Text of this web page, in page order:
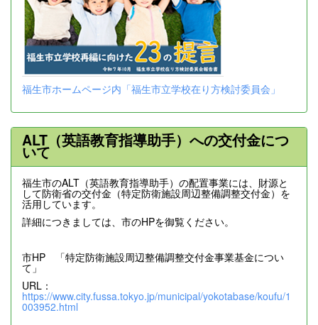
福生市ホームページ内「福生市立学校在り方検討委員会」
ALT（英語教育指導助手）への交付金につ
いて
福生市のALT（英語教育指導助手）の配置事業には、財源と
して防衛省の交付金（特定防衛施設周辺整備調整交付金）を
活用しています。
詳細につきましては、市のHPを御覧ください。
市HP 「特定防衛施設周辺整備調整交付金事業基金につい
て」
URL：
https://www.city.fussa.tokyo.jp/municipal/yokotabase/koufu/1
003952.html